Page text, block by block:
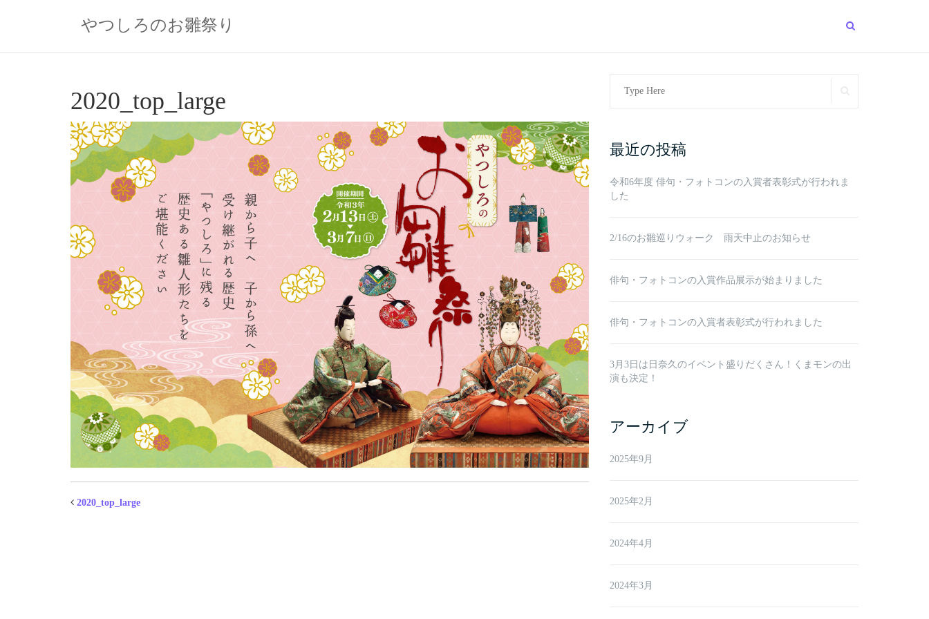
やつしろのお雛祭り
2020_top_large
2020_top_large
Search
最近の投稿
令和6年度 俳句・フォトコンの入賞者表彰式が行われま
した
2/16のお雛巡りウォーク 雨天中止のお知らせ
俳句・フォトコンの入賞作品展示が始まりました
俳句・フォトコンの入賞者表彰式が行われました
3月3日は日奈久のイベント盛りだくさん！くまモンの出
演も決定！
アーカイブ
2025年9月
2025年2月
2024年4月
2024年3月